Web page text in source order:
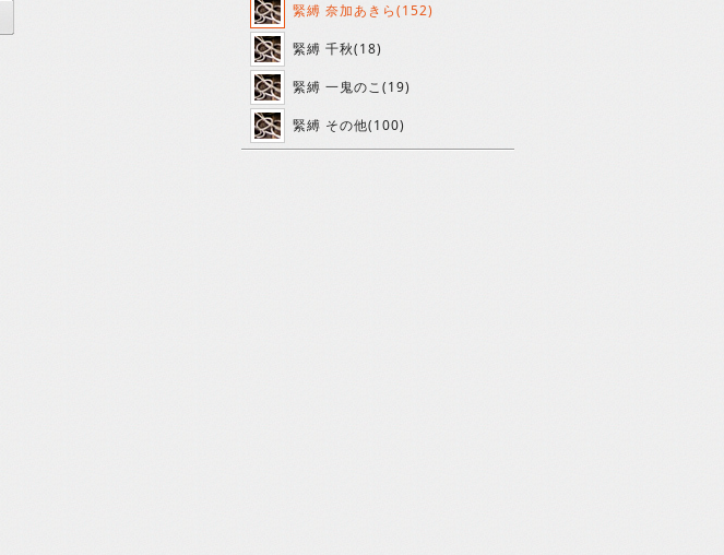
緊縛 奈加あきら(152)
緊縛 千秋(18)
緊縛 一鬼のこ(19)
緊縛 その他(100)